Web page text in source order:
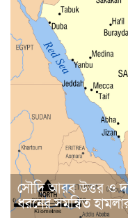
সৌদি আরব উত্তর ও
ধরনের সমন্বিত